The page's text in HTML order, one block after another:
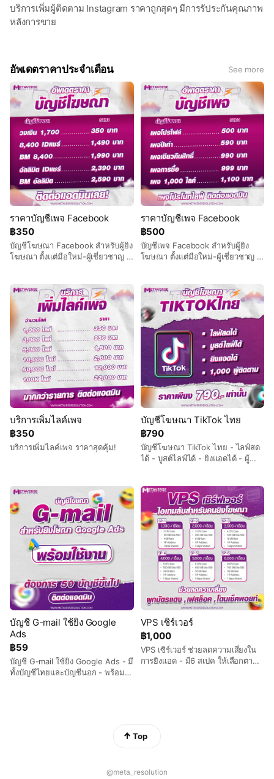
บริการเพิ่มผู้ติดตาม Instagram ราคาถูกสุดๆ มีการรัประกันคุณภาพ
หลังการขาย
อัพเดตราคาประจำเดือน See more
฿350
ราคาบัญชีเพจ Facebook
บัญชีโฆษณา Facebook สำหรับผู้ยิง
โฆษณา ตั้งแต่มือใหม่-ผู้เชี่ยวชาญ มี
฿500
ราคาบัญชีเพจ Facebook
บัญชีเพจ Facebook สำหรับผู้ยิง
โฆษณา ตั้งแต่มือใหม่-ผู้เชี่ยวชาญ มี
฿350
บริการเพิ่มไลค์เพจ
บริการเพิ่มไลค์เพจ ราคาสุดคุ้ม!
฿790
บัญชีโฆษณา TikTok ไทย
บัญชีโฆษณา TikTok ไทย - ไลฟ์สด
ได้ - บูสต์ไลฟ์ได้ - ยิงแอดได้ - ผู้
฿59
บัญชี G-mail ใช้ยิง Google
Ads
บัญชี G-mail ใช้ยิง Google Ads - มี
ทั้งบัญชีไทยและบัญชีนอก - พร้อม
฿1,000
VPS เซิร์เวอร์
VPS เซิร์เวอร์ ช่วยลดความเสี่ยงใน
การยิงแอด - มี6 สเปค ให้เลือกตาม
Top
@meta_resolution